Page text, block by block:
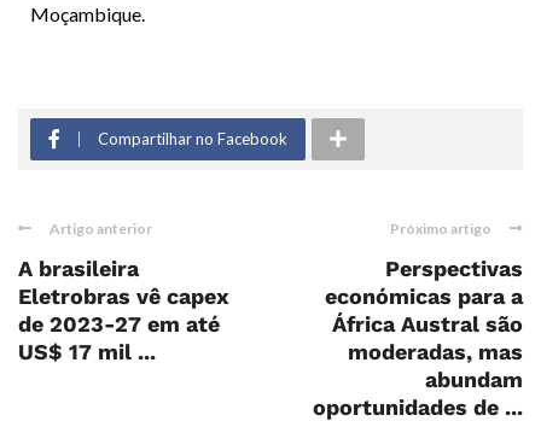
Moçambique.
Compartilhar no Facebook
Artigo anterior
A brasileira
Eletrobras vê capex
de 2023-27 em até
US$ 17 mil ...
Próximo artigo
Perspectivas
económicas para a
África Austral são
moderadas, mas
abundam
oportunidades de ...